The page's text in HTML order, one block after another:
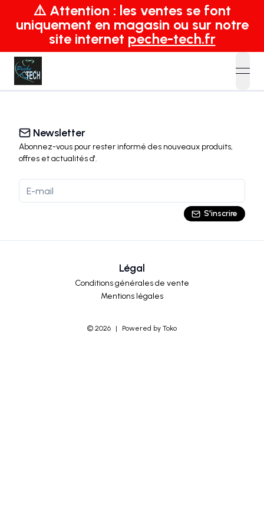
⚠️ Attention : les ventes se font
uniquement en magasin ou sur notre
site internet peche-tech.fr
Newsletter
Abonnez-vous pour rester informé des nouveaux produits,
offres et actualitésd'.
S'inscrire
Légal
Conditions générales de vente
Mentions légales
© 2026 | Powered by Toko